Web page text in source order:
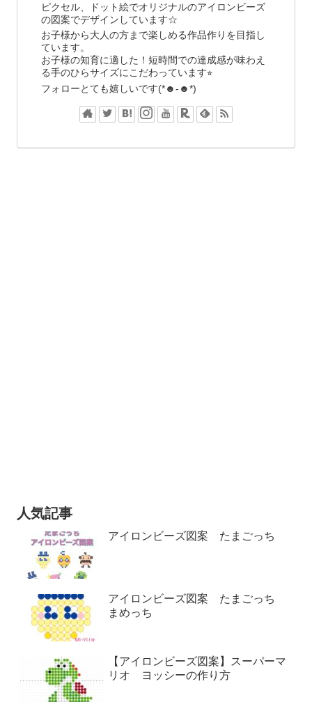
ピクセル、ドット絵でオリジナルのアイロンビーズ
の図案でデザインしています☆
お子様から大人の方まで楽しめる作品作りを目指し
ています。
お子様の知育に適した！短時間での達成感が味わえ
る手のひらサイズにこだわっています⭐︎
フォローとても嬉しいです(*☻-☻*)
人気記事
アイロンビーズ図案 たまごっち
アイロンビーズ図案 たまごっち
まめっち
【アイロンビーズ図案】スーパーマ
リオ ヨッシーの作り方